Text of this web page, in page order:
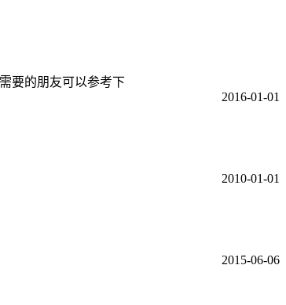
要的朋友可以参考下
2016-01-01
2010-01-01
2015-06-06